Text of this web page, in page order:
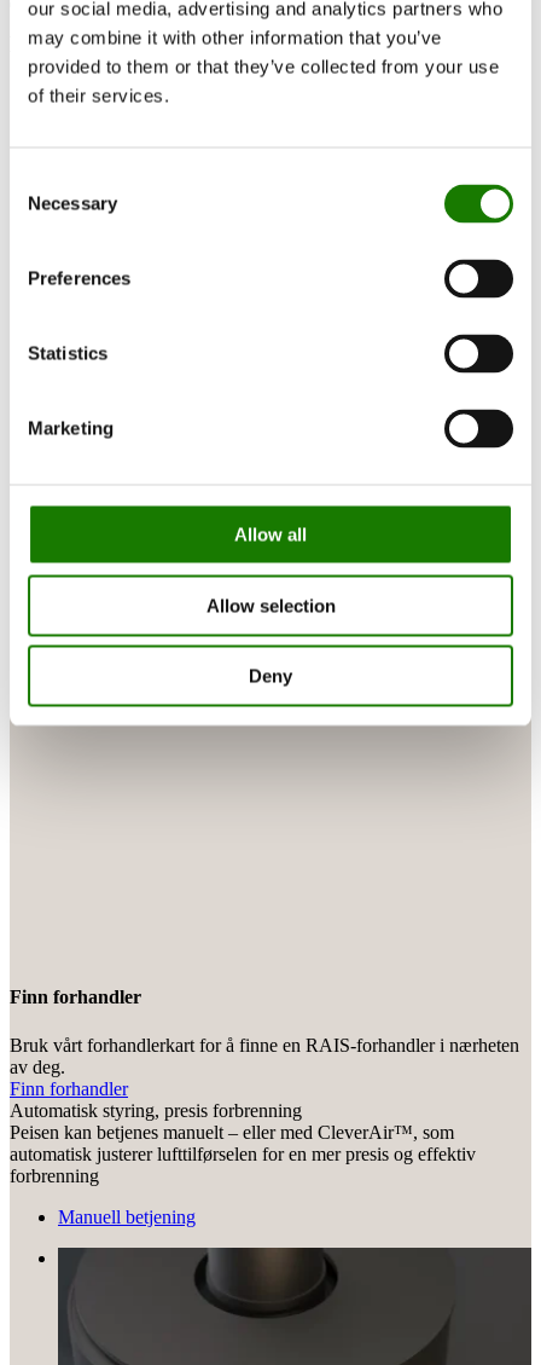
our social media, advertising and analytics partners who
may combine it with other information that you’ve
provided to them or that they’ve collected from your use
of their services.
Selection
Necessary
Preferences
Statistics
Marketing
Allow all
Allow selection
Deny
Få ekspertråd
Finn forhandler
Bruk vårt forhandlerkart for å finne en RAIS-forhandler i nærheten
av deg.
Finn forhandler
Automatisk styring, presis forbrenning
Peisen kan betjenes manuelt – eller med CleverAir™, som
automatisk justerer lufttilførselen for en mer presis og effektiv
forbrenning
Manuell betjening